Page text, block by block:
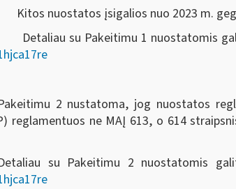
Kitos nuostatos įsigalios nuo 2023 m.
Detaliau su Pakeitimu 1 nuostatomis
2 nustatoma, jog nuostatos
reglamentuos ne MAĮ 613, o 614
su Pakeitimu 2 nuostatomis